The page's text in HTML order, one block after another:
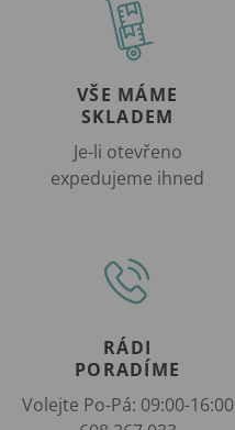
VŠE MÁME
SKLADEM
Je-li otevřeno
expedujeme ihned
RÁDI
PORADÍME
Volejte Po-Pá: 09:00-16:00